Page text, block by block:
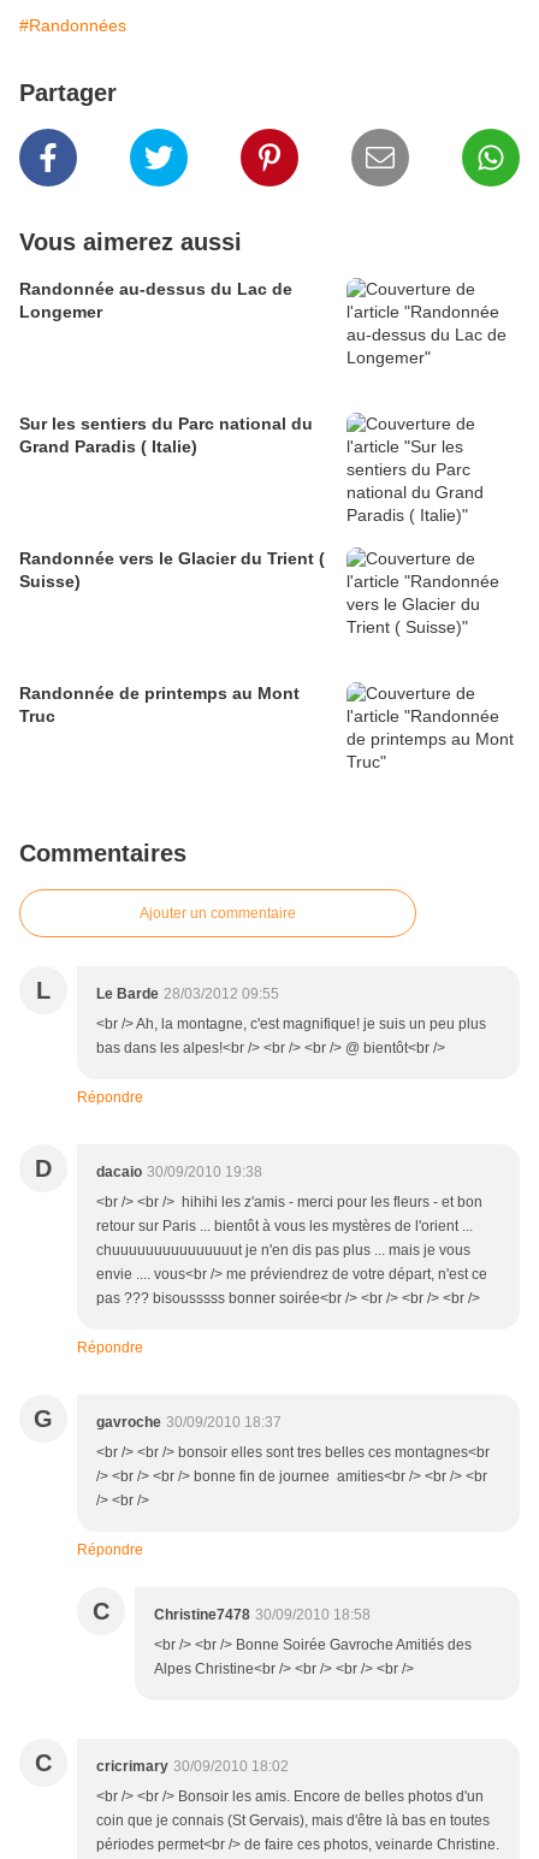
#Randonnées
Partager
Vous aimerez aussi
Randonnée au-dessus du Lac de
Longemer
Sur les sentiers du Parc national du
Grand Paradis ( Italie)
Randonnée vers le Glacier du Trient (
Suisse)
Randonnée de printemps au Mont
Truc
Commentaires
Ajouter un commentaire
L Le Barde 28/03/2012 09:55
<br /> Ah, la montagne, c'est magnifique! je suis un peu plus
bas dans les alpes!<br /> <br /> <br /> @ bientôt<br />
Répondre
D dacaio 30/09/2010 19:38
<br /> <br /> hihihi les z'amis - merci pour les fleurs - et bon
retour sur Paris ... bientôt à vous les mystères de l'orient ...
chuuuuuuuuuuuuuuut je n'en dis pas plus ... mais je vous
envie .... vous<br /> me préviendrez de votre départ, n'est ce
pas ??? bisousssss bonner soirée<br /> <br /> <br /> <br />
Répondre
G gavroche 30/09/2010 18:37
<br /> <br /> bonsoir elles sont tres belles ces montagnes<br
/> <br /> <br /> bonne fin de journee amities<br /> <br /> <br
/> <br />
Répondre
C Christine7478 30/09/2010 18:58
<br /> <br /> Bonne Soirée Gavroche Amitiés des
Alpes Christine<br /> <br /> <br /> <br />
C cricrimary 30/09/2010 18:02
<br /> <br /> Bonsoir les amis. Encore de belles photos d'un
coin que je connais (St Gervais), mais d'être là bas en toutes
périodes permet<br /> de faire ces photos, veinarde Christine.